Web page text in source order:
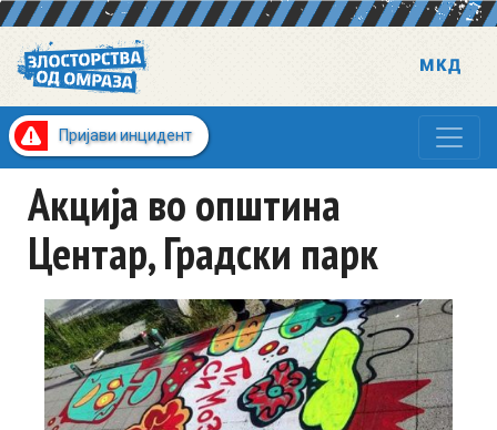
Пријави инцидент
Акција во општина
Центар, Градски парк